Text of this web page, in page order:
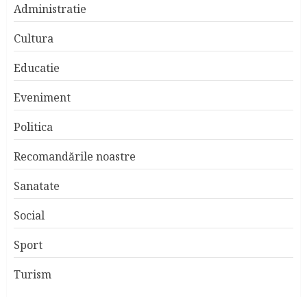
Administratie
Cultura
Educatie
Eveniment
Politica
Recomandările noastre
Sanatate
Social
Sport
Turism